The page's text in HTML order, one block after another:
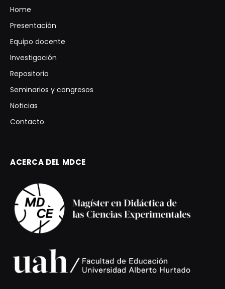
Home
Presentación
Equipo docente
Investigación
Repositorio
Seminarios y congresos
Noticias
Contacto
ACERCA DEL MDCE